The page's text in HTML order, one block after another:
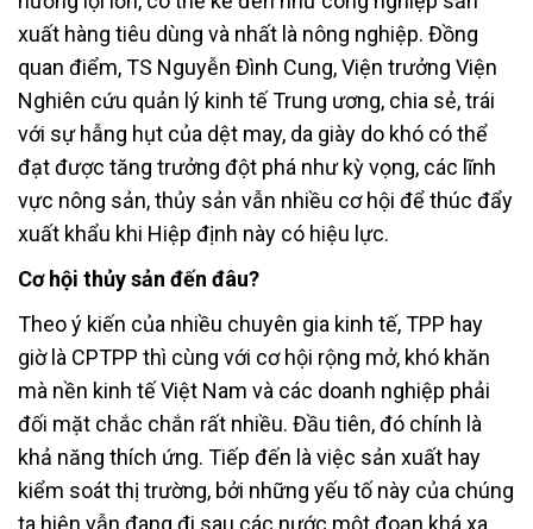
xuất hàng tiêu dùng và nhất là nông nghiệp. Đồng
quan điểm, TS Nguyễn Đình Cung, Viện trưởng Viện
Nghiên cứu quản lý kinh tế Trung ương, chia sẻ, trái
với sự hẫng hụt của dệt may, da giày do khó có thể
đạt được tăng trưởng đột phá như kỳ vọng, các lĩnh
vực nông sản, thủy sản vẫn nhiều cơ hội để thúc đẩy
xuất khẩu khi Hiệp định này có hiệu lực.
Cơ hội thủy sản đến đâu?
Theo ý kiến của nhiều chuyên gia kinh tế, TPP hay
giờ là CPTPP thì cùng với cơ hội rộng mở, khó khăn
mà nền kinh tế Việt Nam và các doanh nghiệp phải
đối mặt chắc chắn rất nhiều. Đầu tiên, đó chính là
khả năng thích ứng. Tiếp đến là việc sản xuất hay
kiểm soát thị trường, bởi những yếu tố này của chúng